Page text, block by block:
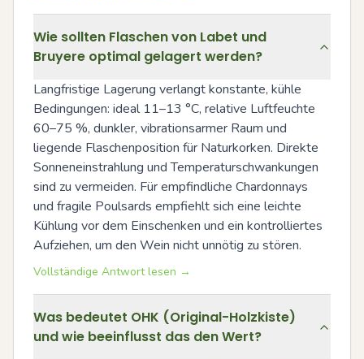
Wie sollten Flaschen von Labet und
Bruyere optimal gelagert werden?
Langfristige Lagerung verlangt konstante, kühle
Bedingungen: ideal 11–13 °C, relative Luftfeuchte
60–75 %, dunkler, vibrationsarmer Raum und
liegende Flaschenposition für Naturkorken. Direkte
Sonneneinstrahlung und Temperaturschwankungen
sind zu vermeiden. Für empfindliche Chardonnays
und fragile Poulsards empfiehlt sich eine leichte
Kühlung vor dem Einschenken und ein kontrolliertes
Aufziehen, um den Wein nicht unnötig zu stören.
Vollständige Antwort lesen →
Was bedeutet OHK (Original-Holzkiste)
und wie beeinflusst das den Wert?